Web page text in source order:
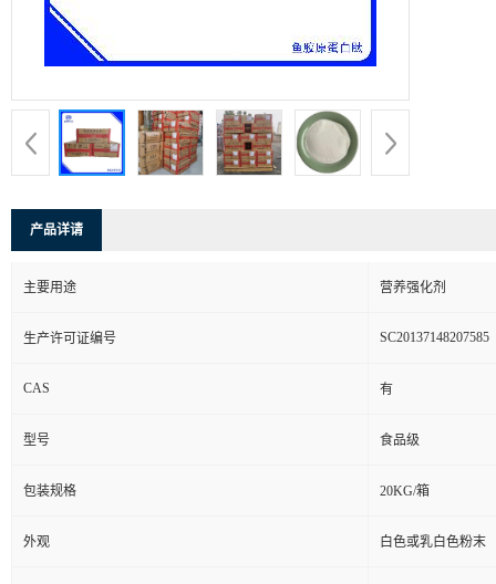
产品详请
主要用途 营养强化剂
生产许可证编号 SC20137148207585
CAS 有
型号 食品级
包装规格 20KG/箱
外观 白色或乳白色粉末